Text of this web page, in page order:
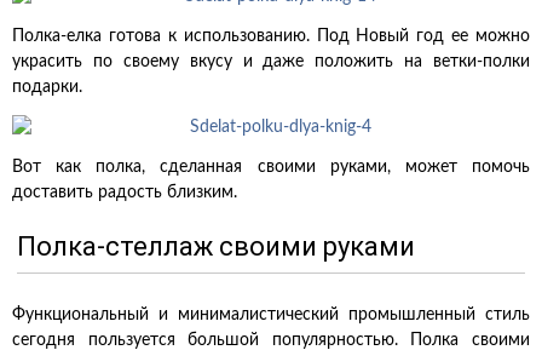
Полка-елка готова к использованию. Под Новый год ее можно
украсить по своему вкусу и даже положить на ветки-полки
подарки.
Вот как полка, сделанная своими руками, может помочь
доставить радость близким.
Полка-стеллаж своими руками
Функциональный и минималистический промышленный стиль
сегодня пользуется большой популярностью. Полка своими